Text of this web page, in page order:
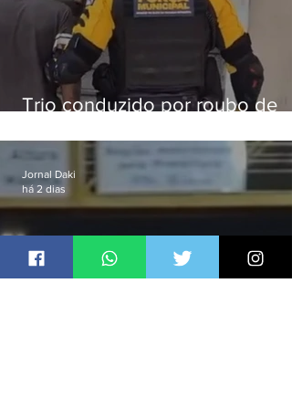
Trio conduzido por roubo de
passagens
Jornal Daki
há 2 dias